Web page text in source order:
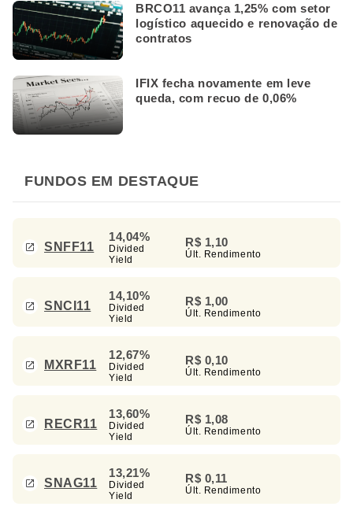
BRCO11 avança 1,25% com setor
logístico aquecido e renovação de
contratos
IFIX fecha novamente em leve
queda, com recuo de 0,06%
FUNDOS EM DESTAQUE
SNFF11
14,04%
Divided
Yield
R$ 1,10
Últ. Rendimento
SNCI11
14,10%
Divided
Yield
R$ 1,00
Últ. Rendimento
MXRF11
12,67%
Divided
Yield
R$ 0,10
Últ. Rendimento
RECR11
13,60%
Divided
Yield
R$ 1,08
Últ. Rendimento
SNAG11
13,21%
Divided
Yield
R$ 0,11
Últ. Rendimento